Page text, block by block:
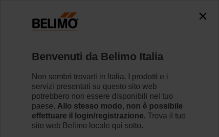
H6015X2P5-S2/LV24A-MOD
Per saperne di più
Benvenuti da Belimo Italia
Non sembri trovarti in Italia. I prodotti e i
servizi presentati su questo sito web
potrebbero non essere disponibili nel tuo
paese. Allo stesso modo, non è possibile
effettuare il login/registrazione. Trova il tuo
sito web Belimo locale qui sotto.